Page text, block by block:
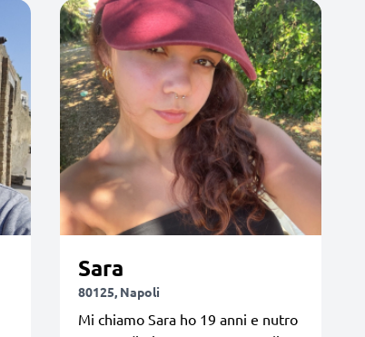
Sara
80125, Napoli
Mi chiamo Sara ho 19 anni e nutro